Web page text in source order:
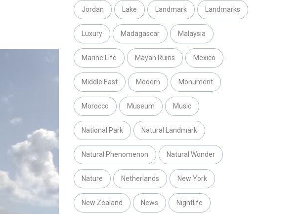
Jordan Lake Landmark Landmarks
Luxury Madagascar Malaysia
Marine Life Mayan Ruins Mexico
Middle East Modern Monument
Morocco Museum Music
National Park Natural Landmark
Natural Phenomenon Natural Wonder
Nature Netherlands New York
New Zealand News Nightlife